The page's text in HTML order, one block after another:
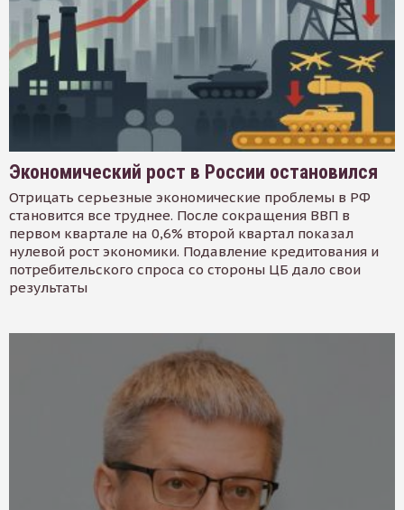
Экономический рост в России остановился
Отрицать серьезные экономические проблемы в РФ
становится все труднее. После сокращения ВВП в
первом квартале на 0,6% второй квартал показал
нулевой рост экономики. Подавление кредитования и
потребительского спроса со стороны ЦБ дало свои
результаты